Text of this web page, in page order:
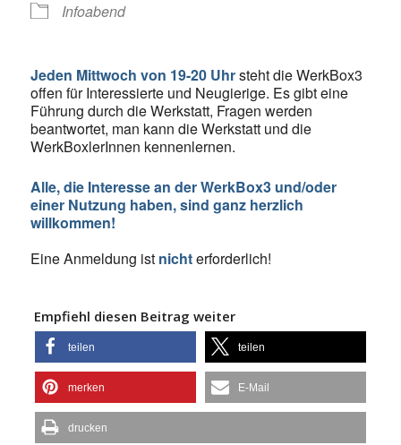
Infoabend
Jeden Mittwoch von 19-20 Uhrsteht die WerkBox3
offen für Interessierte und Neugierige. Es gibt eine
Führung durch die Werkstatt, Fragen werden
beantwortet, man kann die Werkstatt und die
WerkBoxlerInnen kennenlernen.
Alle, die Interesse an der WerkBox3 und/oder
einer Nutzung haben, sind ganz herzlich
willkommen!
Eine Anmeldung ist nichterforderlich!
Empfiehl diesen Beitrag weiter
teilen teilen
merken E-Mail
drucken